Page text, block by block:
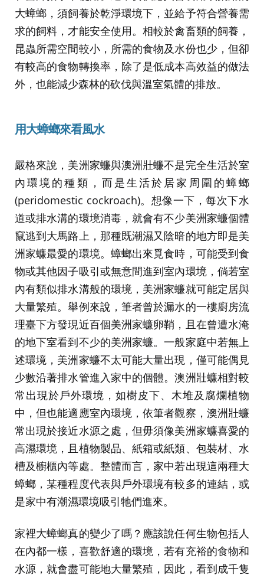
大蟑螂，須飼養於乾淨環境下，並給予符合營養需
求的飼料，才能安全使用。相較於禽畜類的飼養，
昆蟲所需空間較小，所需的食物及水份也少，但卻
有較高的食物轉換率，除了是低成本高效益的做法
外，也能減少森林的砍伐與溫室氣體的排放。
用大蟑螂來看風水
嚴格來說，美洲家蠊與澳洲壯蠊不是完全生活於室
內環境的種類，而是生活於居家周圍的蟑螂
(peridomestic cockroach)。想像一下，每次下水
道或排水溝的環境消毒，就會有不少美洲家蠊個體
竄逃到大馬路上，那種既潮濕又陰暗的地方即是美
洲家蠊最愛的環境。蟑螂出來覓食時，可能受到食
物或其他因子吸引或無意間進到室內環境，倘若室
內有類似排水溝般的環境，美洲家蠊就可能定居與
大量繁殖。舉例來說，筆者曾於漏水的一樓廚房流
理臺下方發現近百個美洲家蠊卵鞘，且在曾遭水淹
的地下室看到不少的美洲家蠊。一般家庭中若無上
述環境，美洲家蠊不太可能大量出現，僅可能偶見
少數沿著排水管進入家中的個體。澳洲壯蠊相對較
常出現於戶外環境，如樹皮下、木堆及腐爛植物
中，但也能適應室內環境，依筆者觀察，澳洲壯蠊
常出現於接近水源之處，但毋須像美洲家蠊喜愛的
高濕環境，且植物製品、紙箱或紙類、包裝材、水
槽及櫥櫃內等處。整體而言，家中若出現這兩種大
蟑螂，某種程度代表與戶外環境有較多的連結，或
是家中有潮濕環境吸引牠們進來。
家裡大蟑螂真的變少了嗎？應該說任何生物包括人
在內都一樣，喜歡舒適的環境，若有充裕的食物和
水源，就會盡可能地大量繁殖，因此，看到成千隻